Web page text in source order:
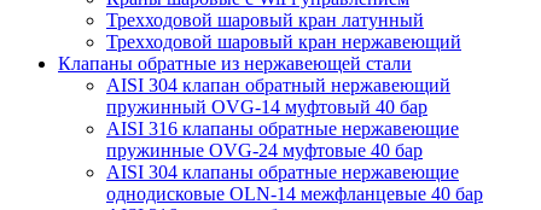
Трехходовой шаровый кран латунный
Трехходовой шаровый кран нержавеющий
Клапаны обратные из нержавеющей стали
AISI 304 клапан обратный нержавеющий
пружинный OVG-14 муфтовый 40 бар
AISI 316 клапаны обратные нержавеющие
пружинные OVG-24 муфтовые 40 бар
AISI 304 клапаны обратные нержавеющие
однодисковые OLN-14 межфланцевые 40 бар